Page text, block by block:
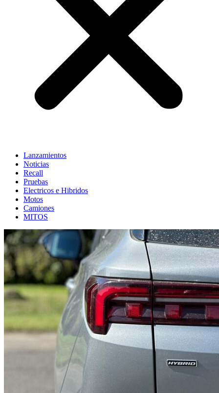
Lanzamientos
Noticias
Recall
Pruebas
Electricos e Hibridos
Motos
Camiones
MITOS